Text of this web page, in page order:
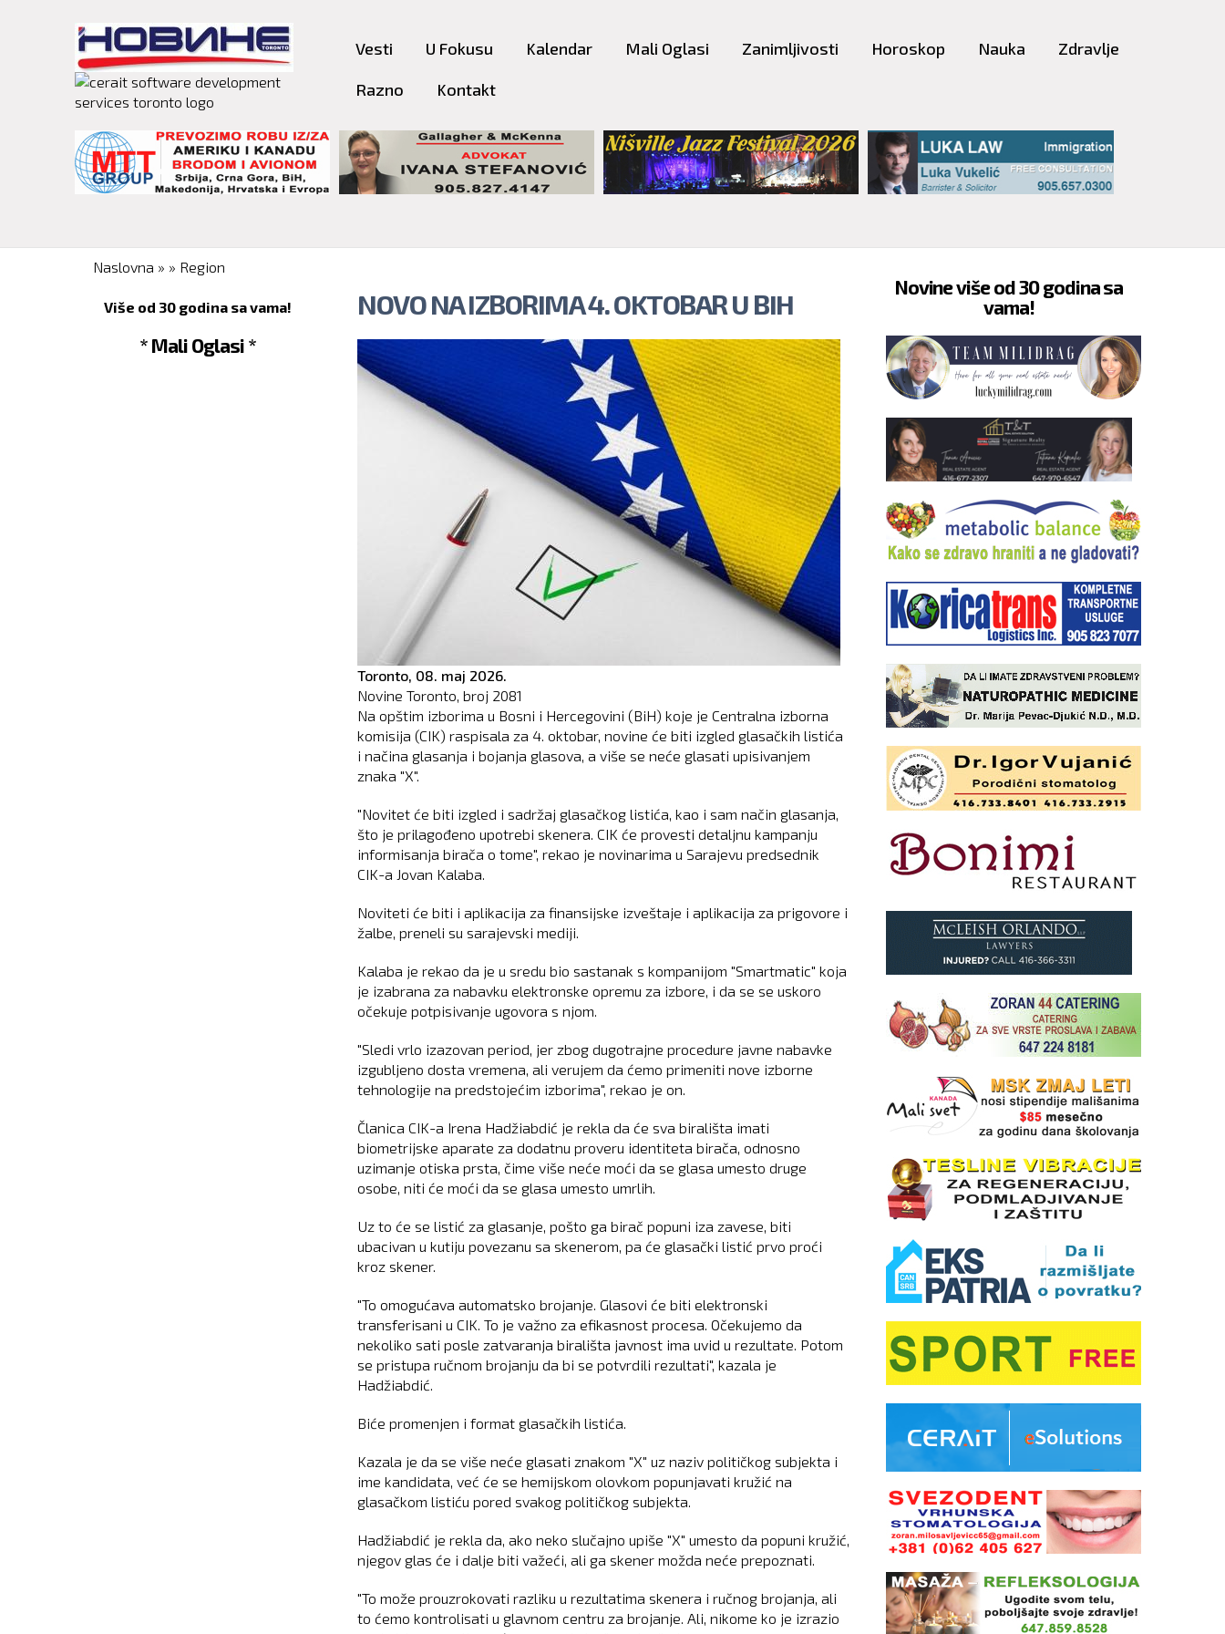
content
Vesti U Fokusu Kalendar Mali Oglasi Zanimljivosti Horoskop Nauka Zdravlje
Razno Kontakt
You are here
Naslovna » » Region
Više od 30 godina sa vama!
* Mali Oglasi *
NOVO NA IZBORIMA 4. OKTOBAR U BIH
Toronto, 08. maj 2026.
Novine Toronto, broj 2081
Na opštim izborima u Bosni i Hercegovini (BiH) koje je Centralna izborna
komisija (CIK) raspisala za 4. oktobar, novine će biti izgled glasačkih listića
i načina glasanja i bojanja glasova, a više se neće glasati upisivanjem
znaka "X".
"Novitet će biti izgled i sadržaj glasačkog listića, kao i sam način glasanja,
što je prilagođeno upotrebi skenera. CIK će provesti detaljnu kampanju
informisanja birača o tome", rekao je novinarima u Sarajevu predsednik
CIK-a Jovan Kalaba.
Noviteti će biti i aplikacija za finansijske izveštaje i aplikacija za prigovore i
žalbe, preneli su sarajevski mediji.
Kalaba je rekao da je u sredu bio sastanak s kompanijom "Smartmatic" koja
je izabrana za nabavku elektronske opremu za izbore, i da se se uskoro
očekuje potpisivanje ugovora s njom.
"Sledi vrlo izazovan period, jer zbog dugotrajne procedure javne nabavke
izgubljeno dosta vremena, ali verujem da ćemo primeniti nove izborne
tehnologije na predstojećim izborima", rekao je on.
Članica CIK-a Irena Hadžiabdić je rekla da će sva birališta imati
biometrijske aparate za dodatnu proveru identiteta birača, odnosno
uzimanje otiska prsta, čime više neće moći da se glasa umesto druge
osobe, niti će moći da se glasa umesto umrlih.
Uz to će se listić za glasanje, pošto ga birač popuni iza zavese, biti
ubacivan u kutiju povezanu sa skenerom, pa će glasački listić prvo proći
kroz skener.
"To omogućava automatsko brojanje. Glasovi će biti elektronski
transferisani u CIK. To je važno za efikasnost procesa. Očekujemo da
nekoliko sati posle zatvaranja birališta javnost ima uvid u rezultate. Potom
se pristupa ručnom brojanju da bi se potvrdili rezultati", kazala je
Hadžiabdić.
Biće promenjen i format glasačkih listića.
Kazala je da se više neće glasati znakom "X" uz naziv političkog subjekta i
ime kandidata, već će se hemijskom olovkom popunjavati kružić na
glasačkom listiću pored svakog političkog subjekta.
Hadžiabdić je rekla da, ako neko slučajno upiše "X" umesto da popuni kružić,
njegov glas će i dalje biti važeći, ali ga skener možda neće prepoznati.
"To može prouzrokovati razliku u rezultatima skenera i ručnog brojanja, ali
to ćemo kontrolisati u glavnom centru za brojanje. Ali, nikome ko je izrazio
Novine više od 30 godina sa
vama!